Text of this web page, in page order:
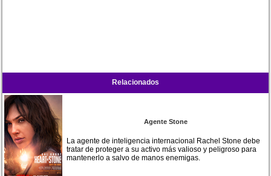
Relacionados
Agente Stone
La agente de inteligencia internacional Rachel Stone debe
tratar de proteger a su activo más valioso y peligroso para
mantenerlo a salvo de manos enemigas.